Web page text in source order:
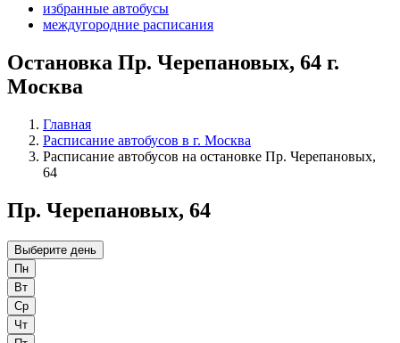
избранные автобусы
междугородние расписания
Остановка Пр. Черепановых, 64 г.
Москва
Главная
Расписание автобусов в г. Москва
Расписание автобусов на остановке Пр. Черепановых,
64
Пр. Черепановых, 64
Выберите день
Пн
Вт
Ср
Чт